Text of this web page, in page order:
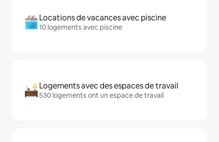
Locations de vacances avec piscine
10 logements avec piscine
Logements avec des espaces de travail
530 logements ont un espace de travail